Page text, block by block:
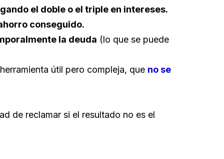
el doble o el triple en intereses.
conseguido.
la deuda (lo que se puede
útil pero compleja, que no se
de reclamar si el resultado no es el